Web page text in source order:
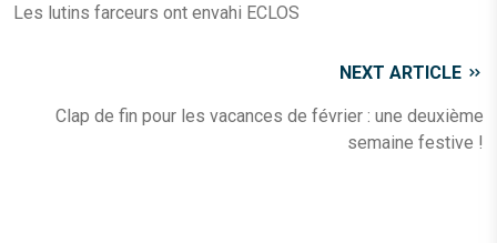
Les lutins farceurs ont envahi ECLOS
NEXT ARTICLE
Clap de fin pour les vacances de février : une deuxième
semaine festive !